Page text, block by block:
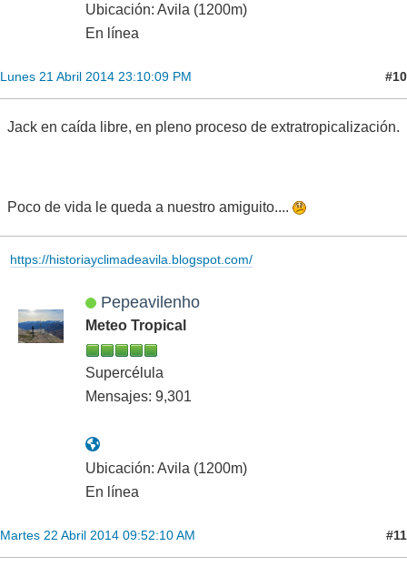
Ubicación: Avila (1200m)
En línea
Lunes 21 Abril 2014 23:10:09 PM #10
Jack en caída libre, en pleno proceso de extratropicalización.
Poco de vida le queda a nuestro amiguito....
https://historiayclimadeavila.blogspot.com/
Pepeavilenho
Meteo Tropical
Supercélula
Mensajes: 9,301
Ubicación: Avila (1200m)
En línea
Martes 22 Abril 2014 09:52:10 AM #11